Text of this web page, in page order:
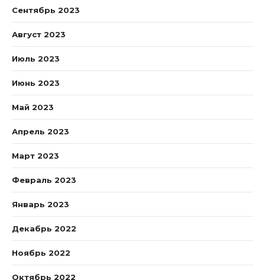
Сентябрь 2023
Август 2023
Июль 2023
Июнь 2023
Май 2023
Апрель 2023
Март 2023
Февраль 2023
Январь 2023
Декабрь 2022
Ноябрь 2022
Октябрь 2022